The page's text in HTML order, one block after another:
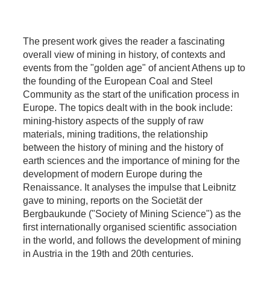
The present work gives the reader a fascinating
overall view of mining in history, of contexts and
events from the "golden age" of ancient Athens up to
the founding of the European Coal and Steel
Community as the start of the unification process in
Europe. The topics dealt with in the book include:
mining-history aspects of the supply of raw
materials, mining traditions, the relationship
between the history of mining and the history of
earth sciences and the importance of mining for the
development of modern Europe during the
Renaissance. It analyses the impulse that Leibnitz
gave to mining, reports on the Societät der
Bergbaukunde ("Society of Mining Science") as the
first internationally organised scientific association
in the world, and follows the development of mining
in Austria in the 19th and 20th centuries.